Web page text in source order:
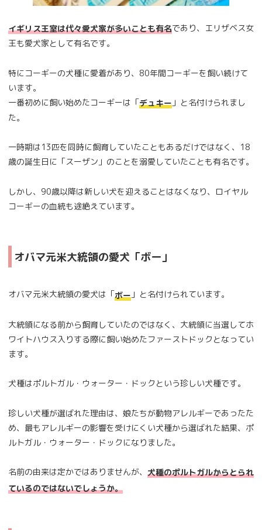
イギリス王室は代々愛犬家が多いことも有名であり、エリザベス女
王も愛犬家として有名です。
特にコーギーの犬種に愛着があり、80年間コーギーを飼い続けて
います。
一番初めに飼い始めたコーギーは「デュキー 」と名付けられまし
た。
一時期は13匹を同時に飼育していたこともあるだけではなく、18
歳の誕生日に「スーザン」のことを溺愛していたことも有名です。
しかし、90歳以降は新しい犬を迎えることはなくなり、ロイヤル
コーギーの血統も途絶えています。
オバマ元米大統領の愛犬「ボー」
オバマ元米大統領の愛犬は「ボー 」と名付けられています。
大統領になる前から飼育していたのではなく、大統領に当選してホ
ワイトハウス入りする際に飼い始めたファーストドックとなってい
ます。
犬種はポルトガル・ウォーター・ドックという珍しい犬種です。
珍しい犬種が選ばれた理由は、娘たちが動物アレルギーであったた
め、最もアレルギーの影響を受けにくい犬種から選ばれた結果、ポ
ルトガル・ウォーター・ドックになりました。
名前の由来は定かではありませんが、 犬種のポルトガルからとられ
ているのではないでしょうか。